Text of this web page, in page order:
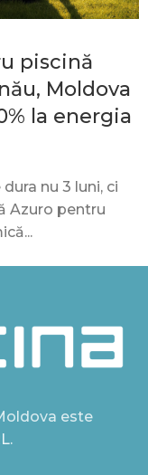
piscină
Moldova
la energia
nu 3 luni, ci
Azuro pentru
este